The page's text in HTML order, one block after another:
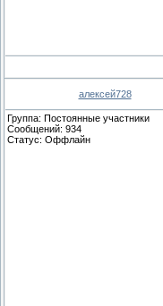
алексей728
Группа: Постоянные участники
Сообщений: 934
Статус: Оффлайн